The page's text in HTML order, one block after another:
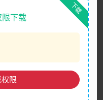
下载
下载
限